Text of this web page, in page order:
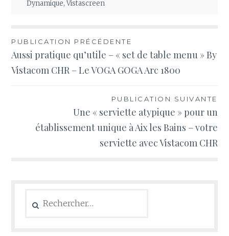
Dynamique,Vistascreen
Navigation
de
PUBLICATION PRÉCÉDENTE
Aussi pratique qu’utile – « set de table menu » By
Vistacom CHR – Le VOGA GOGA Arc 1800
PUBLICATION SUIVANTE
Une « serviette atypique » pour un
établissement unique à Aix les Bains – votre
serviette avec Vistacom CHR